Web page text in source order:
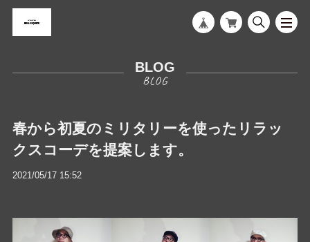
BLOG
春から初夏のミリタリーを使ったリラッ
クスコーデを提案します。
2021/05/17 15:52